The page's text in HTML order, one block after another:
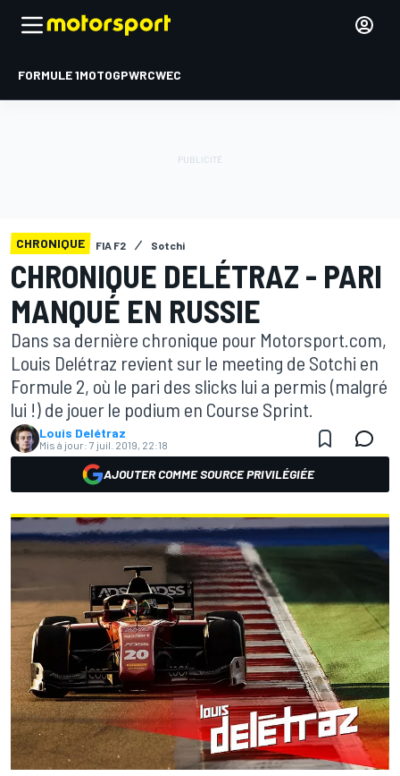
FORMULE 1MOTOGPWRCWEC
CHRONIQUE FIA F2 Sotchi
CHRONIQUE DELÉTRAZ - PARI
MANQUÉ EN RUSSIE
Dans sa dernière chronique pour Motorsport.com,
Louis Delétraz revient sur le meeting de Sotchi en
Formule 2, où le pari des slicks lui a permis (malgré
lui !) de jouer le podium en Course Sprint.
Louis Delétraz
Mis à jour: 7 juil. 2019, 22:18
AJOUTER COMME SOURCE PRIVILÉGIÉE